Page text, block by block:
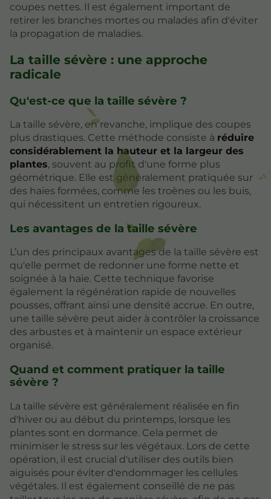
coupes nettes. Il est également important de
retirer les branches mortes ou malades afin d'éviter
la propagation de maladies.
La taille sévère : une approche
radicale
Qu'est-ce que la taille sévère ?
La taille sévère, en revanche, implique des coupes
plus drastiques. Cette méthode consiste à réduire
considérablement la hauteur et la largeur des
plantes, souvent au profit d'une forme plus
géométrique. Elle est généralement pratiquée sur
des haies formées, comme les troènes ou les buis,
qui nécessitent un entretien rigoureux.
Les avantages de la taille sévère
L’un des principaux avantages de la taille sévère est
qu'elle permet de redonner une forme nette et
soignée à la haie. Cette technique favorise
également la régénération rapide de nouvelles
pousses, offrant ainsi une densité accrue. En outre,
une taille sévère peut aider à contrôler la croissance
des arbustes et à maintenir un espace extérieur
organisé.
Quand et comment pratiquer la taille
sévère ?
La taille sévère est généralement réalisée en fin
d'hiver ou au début du printemps, lorsque les
plantes sont en dormance. Cela permet de
minimiser le stress sur les végétaux. Lors de cette
opération, il est crucial d'utiliser des outils bien
aiguisés pour éviter d'endommager les cellules
végétales. Il est également conseillé de ne pas